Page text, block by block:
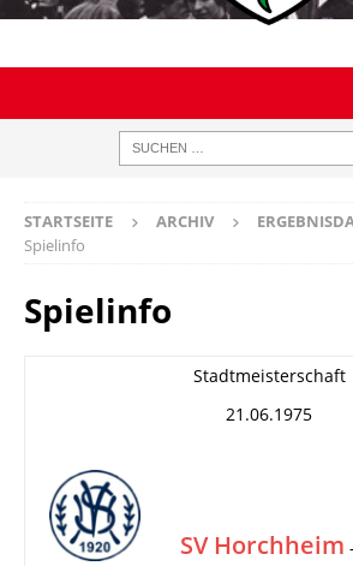
STARTSEITE ARCHIV
Spielinfo
Spielinfo
Stadtmeisterschaft
21.06.1975
SV Horchheim